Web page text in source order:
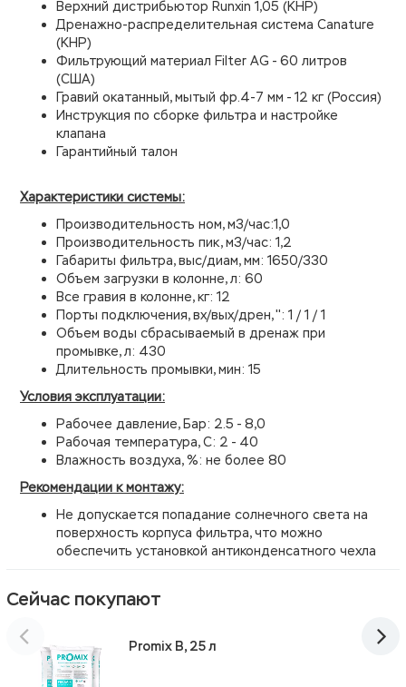
Верхний дистрибьютор Runxin 1,05 (КНР)
Дренажно-распределительная система Canature
(КНР)
Фильтрующий материал Filter AG - 60 литров
(США)
Гравий окатанный, мытый фр.4-7 мм - 12 кг (Россия)
Инструкция по сборке фильтра и настройке
клапана
Гарантийный талон
Характеристики системы:
Производительность ном, м3/час:1,0
Производительность пик, м3/час: 1,2
Габариты фильтра, выс/диам, мм: 1650/330
Объем загрузки в колонне, л: 60
Все гравия в колонне, кг: 12
Порты подключения, вх/вых/дрен, '': 1 / 1 / 1
Объем воды сбрасываемый в дренаж при
промывке, л: 430
Длительность промывки, мин: 15
Условия эксплуатации:
Рабочее давление, Бар: 2.5 - 8,0
Рабочая температура, С: 2 - 40
Влажность воздуха, %: не более 80
Рекомендации к монтажу:
Не допускается попадание солнечного света на
поверхность корпуса фильтра, что можно
обеспечить установкой антиконденсатного чехла
Сейчас покупают
Promix B, 25 л